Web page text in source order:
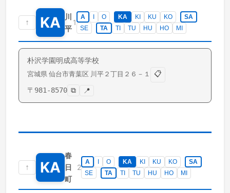
↑ KA 川
平
1
A O KA KI KU KO
SA
SE
TA TI TU HU HO MI
朴沢学園明成高等学校
宮城県 仙台市青葉区 川平 ２丁目２６－１
📋
〒 981-8570 ⧉ 📍
↑ KA
春
日
町
2
A I O KA KI KU KO
SA
SE
TA TI TU HU HO MI